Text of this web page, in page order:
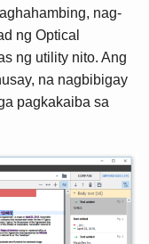
nag-
ng Optical
ng utility nito. Ang
na nagbibigay
pagkakaiba sa